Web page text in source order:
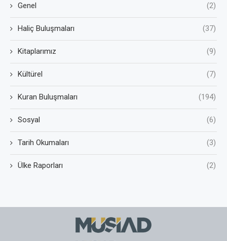
Genel (2)
Haliç Buluşmaları (37)
Kitaplarımız (9)
Kültürel (7)
Kuran Buluşmaları (194)
Sosyal (6)
Tarih Okumaları (3)
Ülke Raporları (2)